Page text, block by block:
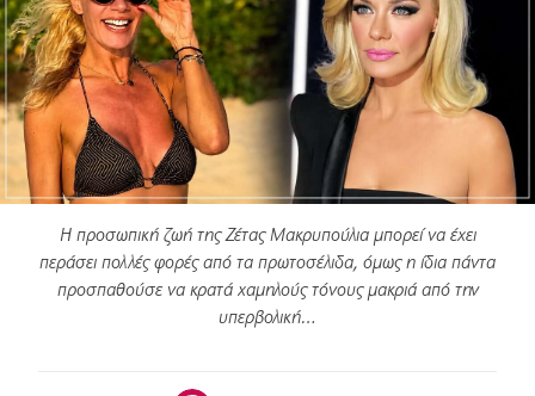
Η προσωπική ζωή της Ζέτας Μακρυπούλια μπορεί να έχει
περάσει πολλές φορές από τα πρωτοσέλιδα, όμως η ίδια πάντα
προσπαθούσε να κρατά χαμηλούς τόνους μακριά από την
υπερβολική…